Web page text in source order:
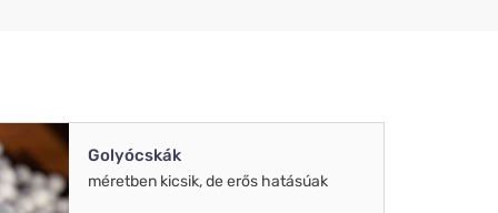
Golyócskák
méretben kicsik, de erős hatásúak